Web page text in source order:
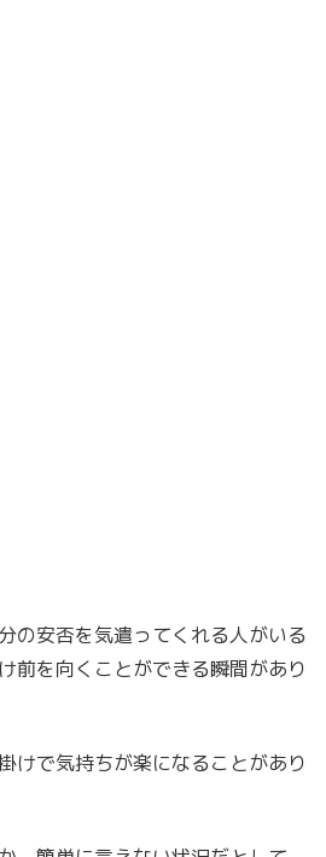
の安否を気遣ってくれる人がいる
前を向くことができる瞬間があり
けで気持ちが楽になることがあり